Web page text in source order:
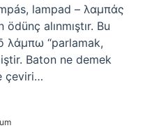
lampad – λαμπάς
alınmıştır. Bu
λάμπω “parlamak,
Baton ne demek
çeviri…